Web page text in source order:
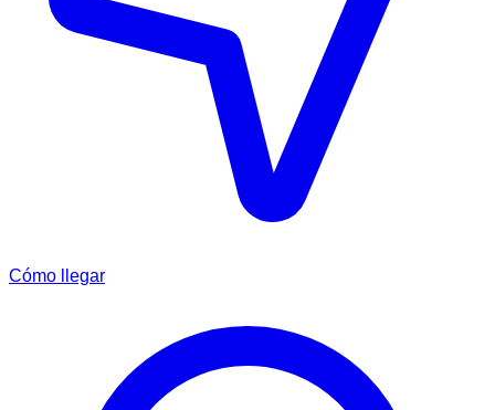
Cómo llegar